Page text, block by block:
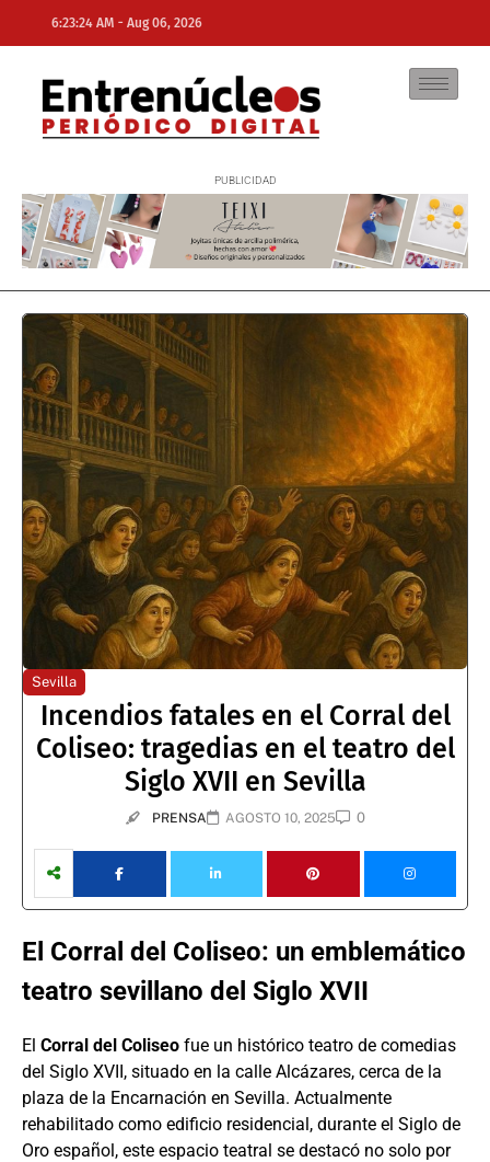
6:23:24 AM - Aug 06, 2026
NE
Sevilla
Incendios fatales en el Corral del
Coliseo: tragedias en el teatro del
Siglo XVII en Sevilla
PRENSA AGOSTO 10, 2025 0
El Corral del Coliseo: un emblemático
teatro sevillano del Siglo XVII
El Corral del Coliseo fue un histórico teatro de comedias
del Siglo XVII, situado en la calle Alcázares, cerca de la
plaza de la Encarnación en Sevilla. Actualmente
rehabilitado como edificio residencial, durante el Siglo de
Oro español, este espacio teatral se destacó no solo por